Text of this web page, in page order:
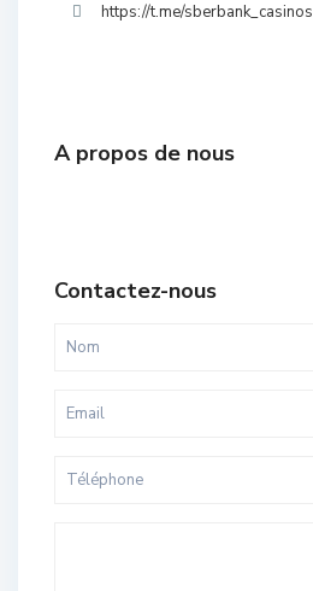
https://t.me/sberbank_casinos
A propos de nous
Contactez-nous